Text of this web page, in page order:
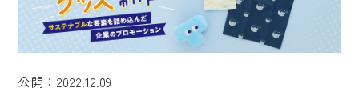
公開：2022.12.09